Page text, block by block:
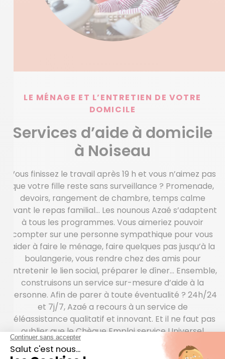
LE MÉNAGE ET L’ENTRETIEN DE VOTRE
DOMICILE
Services d’aide à domicile
à Noiseau
Vous finissez le travail après 19 h et vous n’aimez pas
que votre fille reste sans surveillance ? Promenade,
devoirs, rangement de chambre, temps calme
avant le repas familial… Les nounous Azaé s’adaptent
à tous les programmes. Vous aimeriez pouvoir
compter sur une personne sympathique pour vous
aider à faire le ménage, faire quelques pas jusqu’à la
boulangerie, vous rendre chez des amis pour
entretenir le lien social, préparer le dîner… Ensemble,
construisons un service sur-mesure d’aide à la
personne. Afin de parer à toute éventualité ? 24h/24
et 7j/7, Azaé a recours à un service de
téléassistance qualitatif et innovant. Et il ne faut pas
oublier que le Chèque Emploi service Universel
(CESU) est un mode de règlement avantageux pour
financer une aide à domicile.